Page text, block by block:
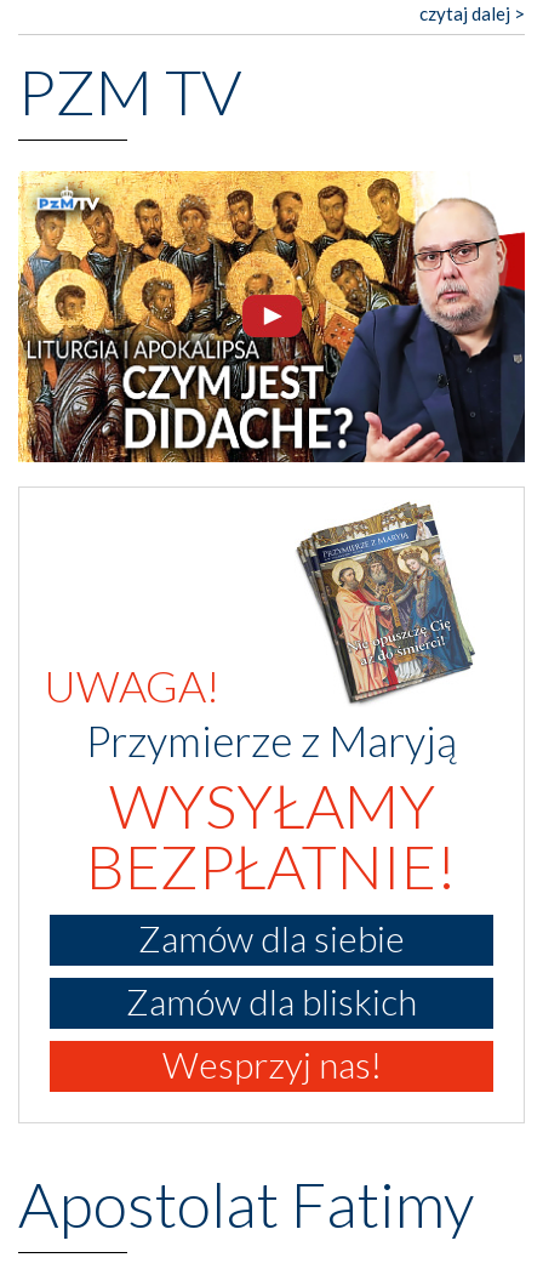
czytaj dalej >
PZM TV
UWAGA!
Przymierze z Maryją
WYSYŁAMY
BEZPŁATNIE!
Zamów dla siebie
Zamów dla bliskich
Wesprzyj nas!
Apostolat Fatimy